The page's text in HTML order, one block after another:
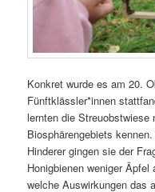
Konkret wurde es am 20.
Fünftklässler*innen
lernten die Streuobstwiese
Biosphärengebiets
Hinderer gingen sie der
Honigbienen weniger
welche Auswirkungen das